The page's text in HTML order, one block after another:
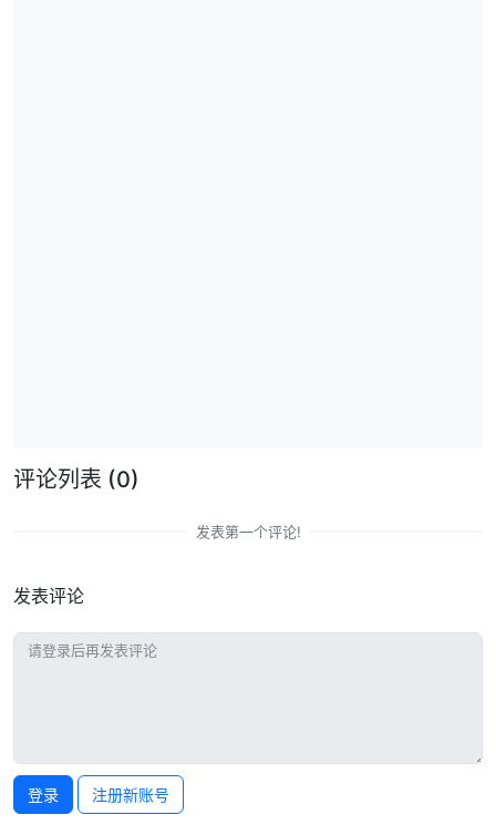
评论列表 (0)
发表第一个评论!
发表评论
登录 注册新账号